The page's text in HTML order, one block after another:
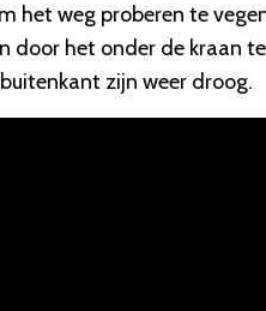
het weg proberen te
door het onder de kraan
zijn weer droog.